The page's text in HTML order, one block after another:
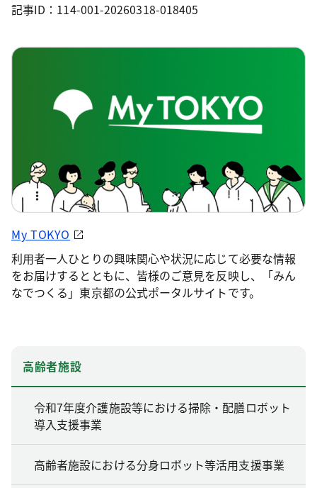
記事ID：114-001-20260318-018405
My TOKYO
利用者一人ひとりの興味関心や状況に応じて必要な情報
をお届けするとともに、皆様のご意見を反映し、「みん
なでつくる」東京都の公式ポータルサイトです。
高齢者施設
令和7年度介護施設等における掃除・配膳ロボット
導入支援事業
高齢者施設における分身ロボット等活用支援事業